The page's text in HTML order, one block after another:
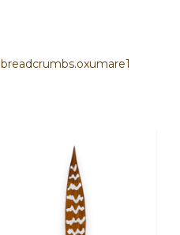
breadcrumbs.oxumare1